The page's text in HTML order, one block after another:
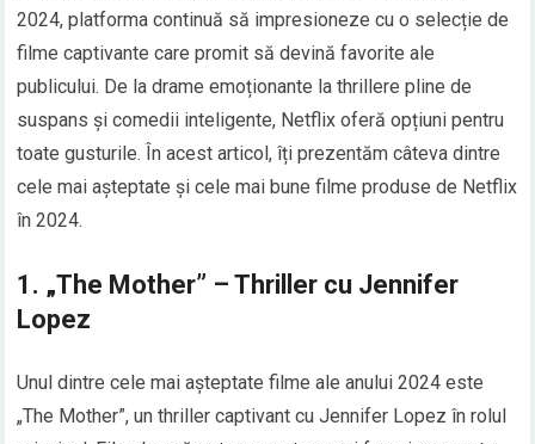
2024, platforma continuă să impresioneze cu o selecție de
filme captivante care promit să devină favorite ale
publicului. De la drame emoționante la thrillere pline de
suspans și comedii inteligente, Netflix oferă opțiuni pentru
toate gusturile. În acest articol, îți prezentăm câteva dintre
cele mai așteptate și cele mai bune filme produse de Netflix
în 2024.
1. „The Mother” – Thriller cu Jennifer
Lopez
Unul dintre cele mai așteptate filme ale anului 2024 este
„The Mother”, un thriller captivant cu Jennifer Lopez în rolul